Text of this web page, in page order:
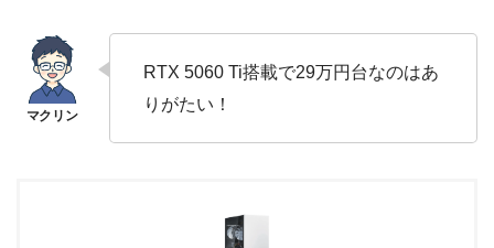
RTX 5060 Ti搭載で29万円台なのはあ
りがたい！